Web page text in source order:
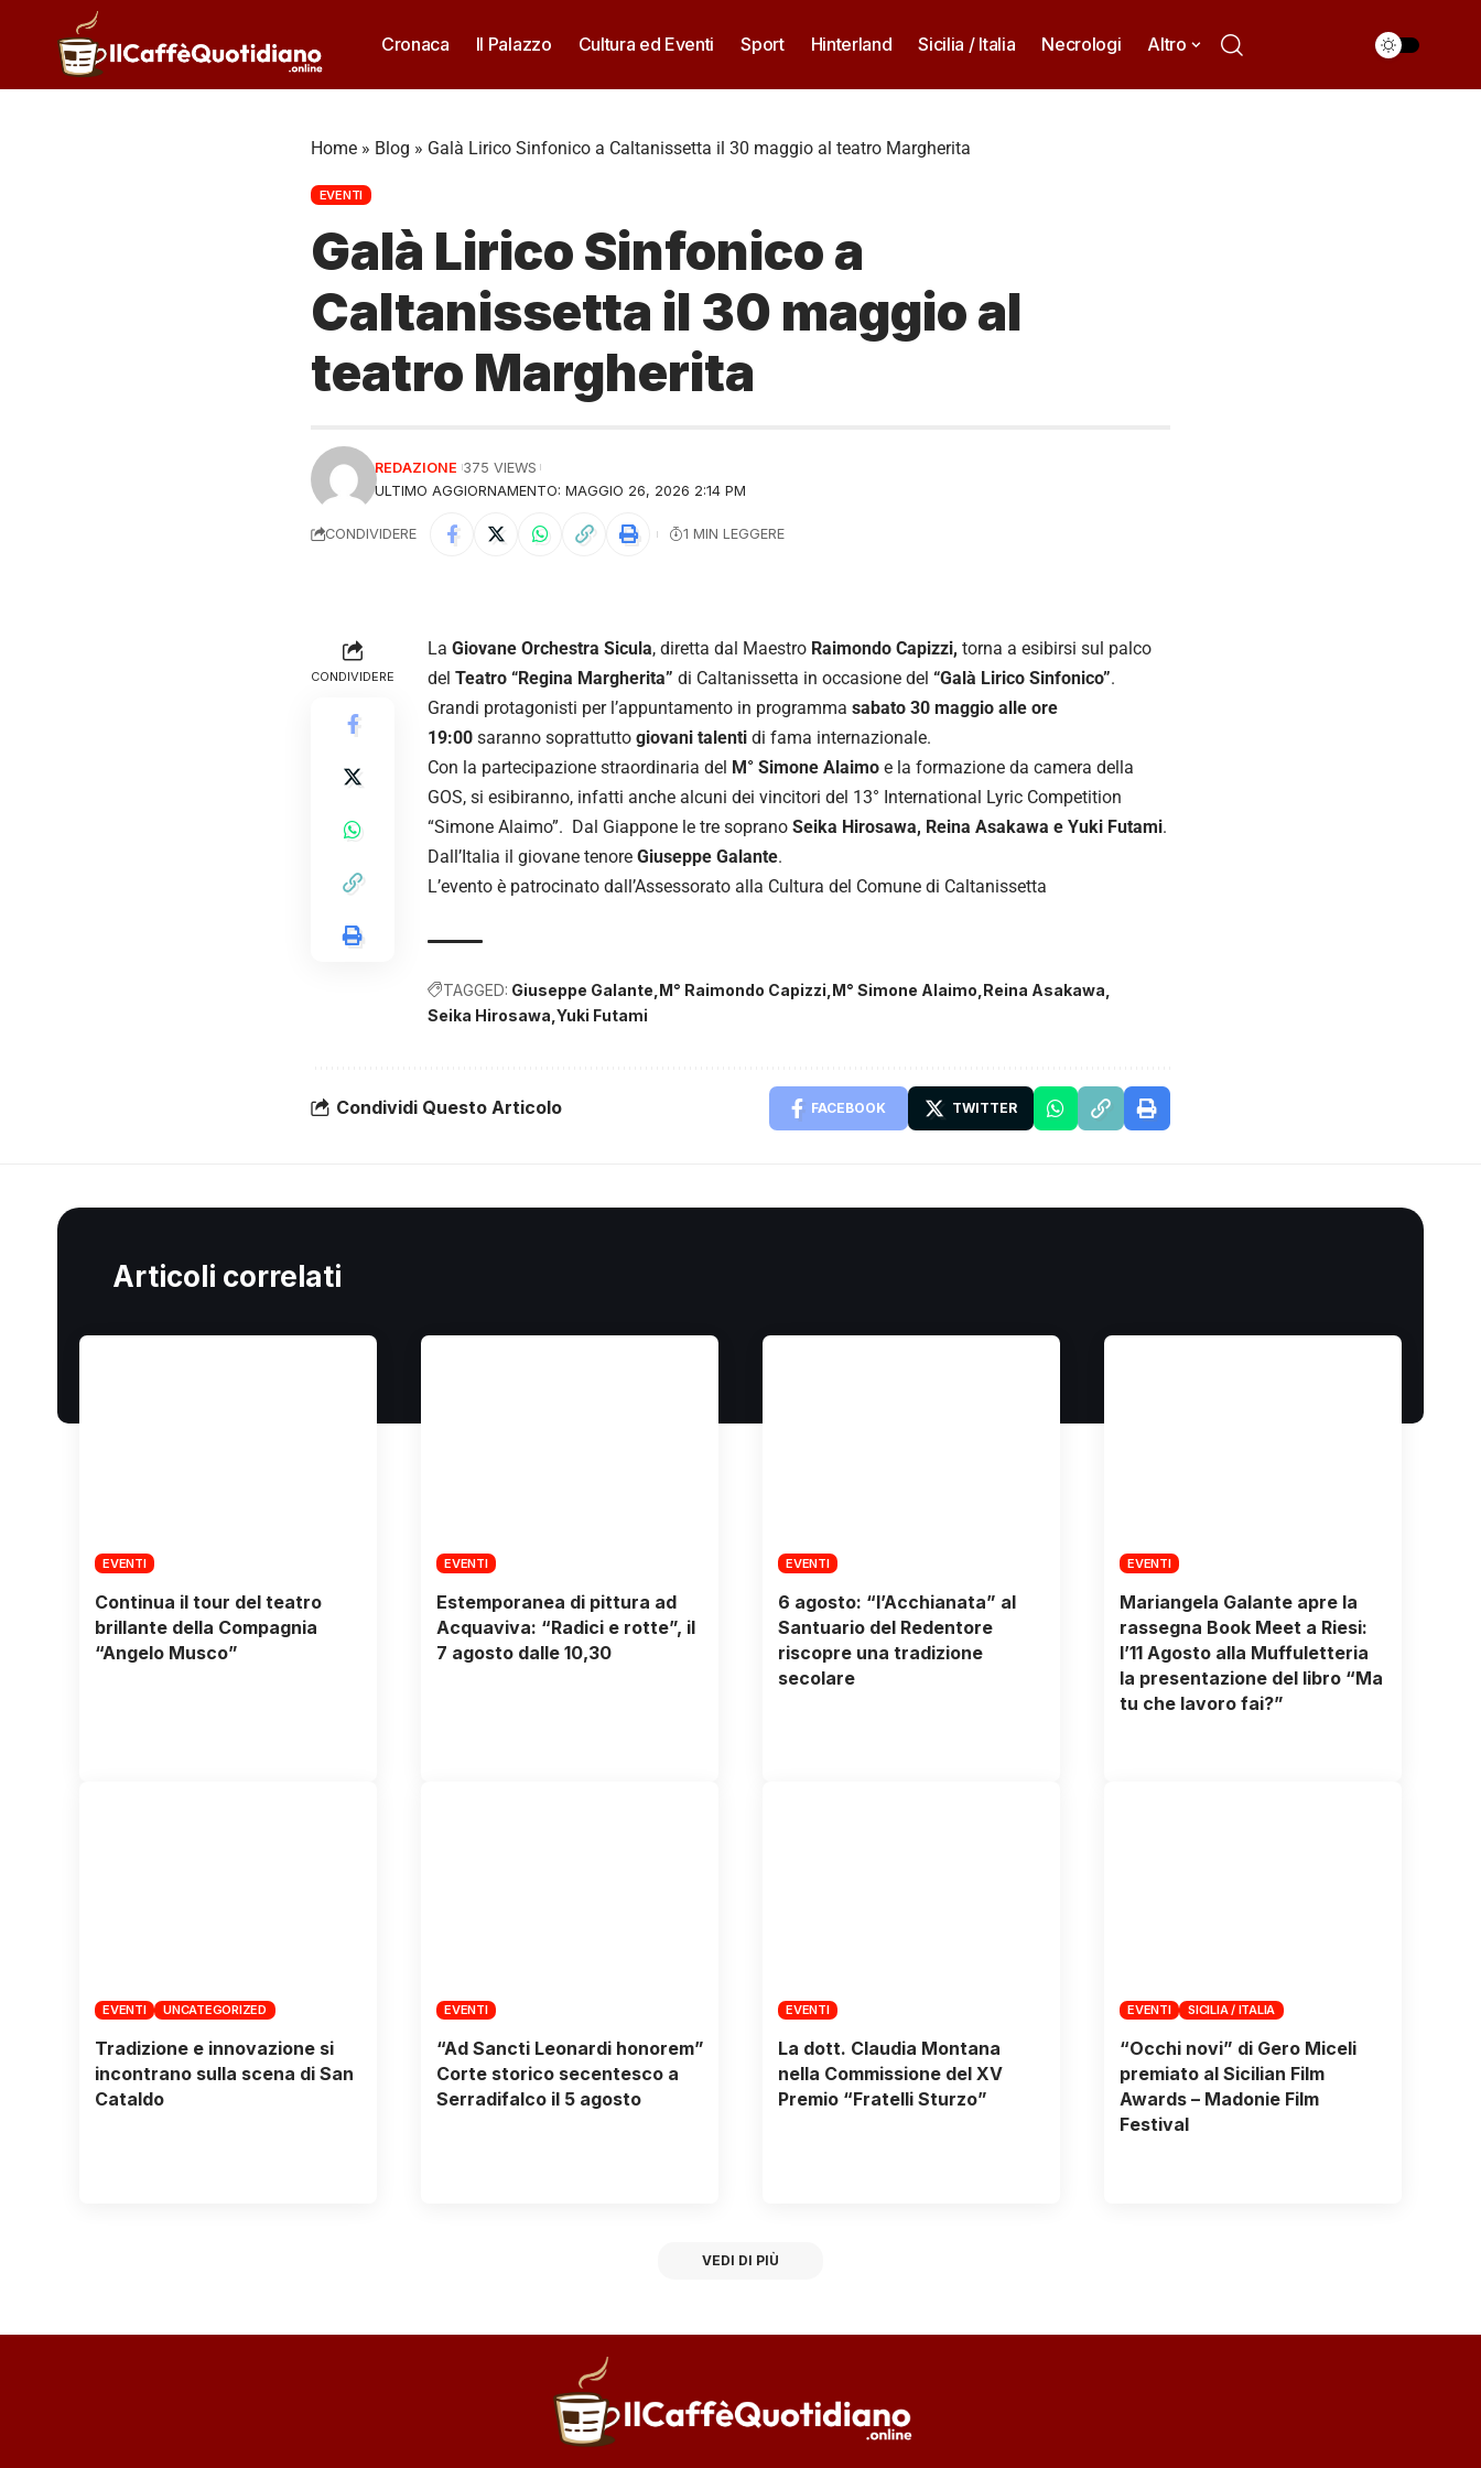
Cronaca Il Palazzo Cultura ed Eventi Sport Hinterland Sicilia / Italia Necrologi Altro
Home » Blog » Galà Lirico Sinfonico a Caltanissetta il 30 maggio al teatro Margherita
EVENTI
Galà Lirico Sinfonico a
Caltanissetta il 30 maggio al
teatro Margherita
ULTIMO AGGIORNAMENTO: MAGGIO 26, 2026 2:14 PM
REDAZIONE 375 VIEWS
CONDIVIDERE 1 MIN LEGGERE
CONDIVIDERE
La Giovane Orchestra Sicula, diretta dal Maestro Raimondo Capizzi, torna a esibirsi sul palco
del Teatro “Regina Margherita” di Caltanissetta in occasione del “Galà Lirico Sinfonico”.
Grandi protagonisti per l’appuntamento in programma sabato 30 maggio alle ore
19:00 saranno soprattutto giovani talenti di fama internazionale.
Con la partecipazione straordinaria del M° Simone Alaimo e la formazione da camera della
GOS, si esibiranno, infatti anche alcuni dei vincitori del 13° International Lyric Competition
“Simone Alaimo”. Dal Giappone le tre soprano Seika Hirosawa, Reina Asakawa e Yuki Futami.
Dall’Italia il giovane tenore Giuseppe Galante.
L’evento è patrocinato dall’Assessorato alla Cultura del Comune di Caltanissetta
TAGGED: Giuseppe Galante M° Raimondo Capizzi M° Simone Alaimo Reina Asakawa
Seika Hirosawa Yuki Futami
Condividi Questo Articolo FACEBOOK TWITTER
Articoli correlati
EVENTI
Continua il tour del teatro
brillante della Compagnia
“Angelo Musco”
EVENTI
Estemporanea di pittura ad
Acquaviva: “Radici e rotte”, il
7 agosto dalle 10,30
EVENTI
6 agosto: “l’Acchianata” al
Santuario del Redentore
riscopre una tradizione
secolare
EVENTI
Mariangela Galante apre la
rassegna Book Meet a Riesi:
l’11 Agosto alla Muffuletteria
la presentazione del libro “Ma
tu che lavoro fai?”
EVENTI UNCATEGORIZED
Tradizione e innovazione si
incontrano sulla scena di San
Cataldo
EVENTI
“Ad Sancti Leonardi honorem”
Corte storico secentesco a
Serradifalco il 5 agosto
EVENTI
La dott. Claudia Montana
nella Commissione del XV
Premio “Fratelli Sturzo”
EVENTI SICILIA / ITALIA
“Occhi novi” di Gero Miceli
premiato al Sicilian Film
Awards – Madonie Film
Festival
VEDI DI PIÙ